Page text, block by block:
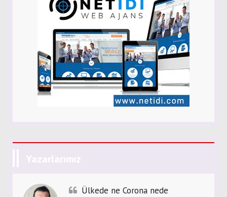
Yazarlarımız
Ülkede ne Corona nede